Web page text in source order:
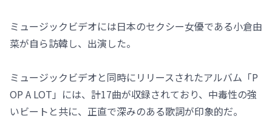
ミュージックビデオには日本のセクシー女優である小倉由
菜が自ら訪韓し、出演した。
ミュージックビデオと同時にリリースされたアルバム「P
OP A LOT」には、計17曲が収録されており、中毒性の強
いビートと共に、正直で深みのある歌詞が印象的だ。